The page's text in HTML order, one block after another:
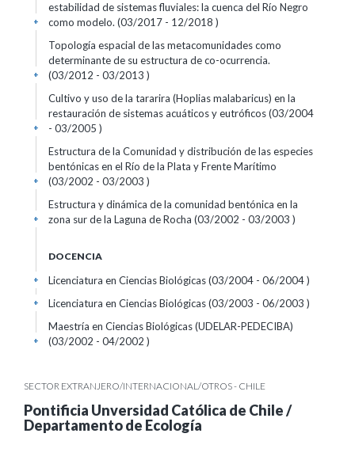
estabilidad de sistemas fluviales: la cuenca del Río Negro
como modelo. (03/2017 - 12/2018 )
+
Topología espacial de las metacomunidades como
determinante de su estructura de co-ocurrencia.
(03/2012 - 03/2013 )
+
Cultivo y uso de la tararira (Hoplias malabaricus) en la
restauración de sistemas acuáticos y eutróficos (03/2004
- 03/2005 )
+
Estructura de la Comunidad y distribución de las especies
bentónicas en el Río de la Plata y Frente Marítimo
(03/2002 - 03/2003 )
+
Estructura y dinámica de la comunidad bentónica en la
zona sur de la Laguna de Rocha (03/2002 - 03/2003 )
+
DOCENCIA
Licenciatura en Ciencias Biológicas (03/2004 - 06/2004 )
+
Licenciatura en Ciencias Biológicas (03/2003 - 06/2003 )
+
Maestría en Ciencias Biológicas (UDELAR-PEDECIBA)
(03/2002 - 04/2002 )
+
SECTOR EXTRANJERO/INTERNACIONAL/OTROS - CHILE
Pontificia Unversidad Católica de Chile /
Departamento de Ecología